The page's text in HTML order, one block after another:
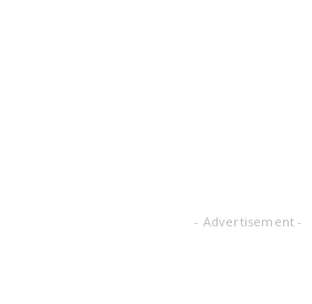
- Advertisement -